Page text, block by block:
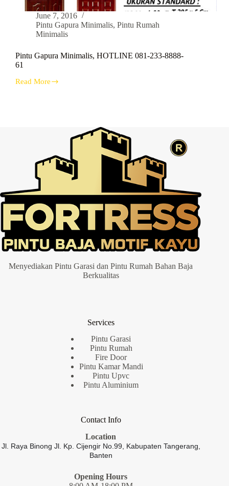
June 7, 2016
Pintu Gapura Minimalis, Pintu Rumah
Minimalis
Pintu Gapura Minimalis, HOTLINE 081-233-8888-
61
Read More
Pintu
Menyediakan Pintu Garasi dan Pintu Rumah Bahan Baja
Berkualitas
Services
Pintu Garasi
Pintu Rumah
Fire Door
Pintu Kamar Mandi
Pintu Upvc
Pintu Aluminium
Contact Info
Location
Jl. Raya Binong Jl. Kp. Cijengir No.99, Kabupaten Tangerang,
Banten
Opening Hours